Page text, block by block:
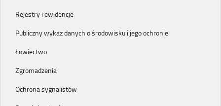
Rejestry i ewidencje
Publiczny wykaz danych o środowisku i jego ochronie
Łowiectwo
Zgromadzenia
Ochrona sygnalistów